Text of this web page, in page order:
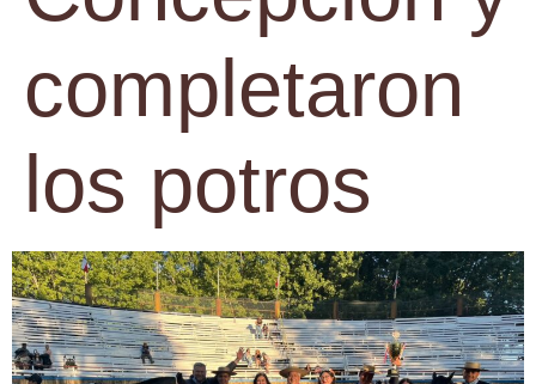
completaron
los potros